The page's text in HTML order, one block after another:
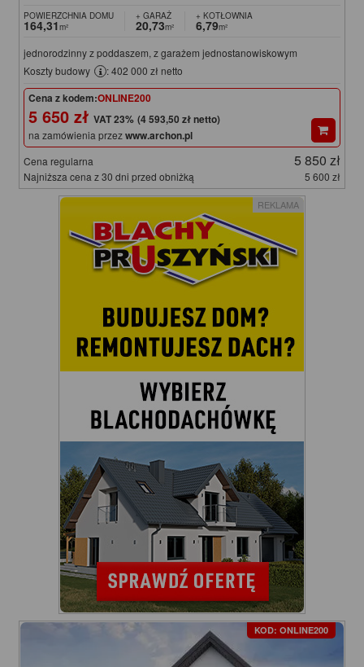
POWIERZCHNIA DOMU
164,31m²
+ GARAŻ
20,73m²
+ KOTŁOWNIA
6,79m²
jednorodzinny z poddaszem, z garażem jednostanowiskowym
Koszty budowy
: 402 000 zł netto
Cena z kodem:ONLINE200
5 650 zł (4 593,50 zł netto)
na zamówienia przezwww.archon.pl
Cena regularna 5 850 zł
Najniższa cena z 30 dni przed obniżką 5 600 zł
REKLAMA
KOD: ONLINE200